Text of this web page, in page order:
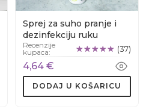
Sprej za suho pranje i
dezinfekciju ruku
Recenzije
kupaca:
(37)
4,64 €
DODAJ U KOŠARICU